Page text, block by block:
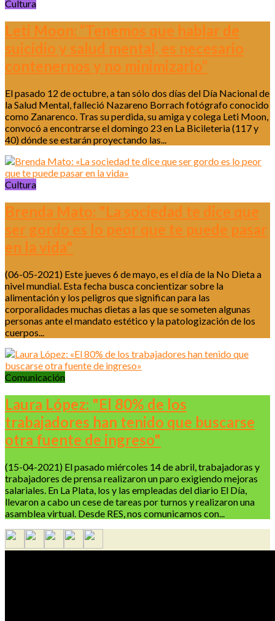
Cultura
Leti Moon: “Tenemos que hablar de
suicidio y salud mental, es necesario
contenernos y no minimizarlo”
El pasado 12 de octubre, a tan sólo dos días del Día Nacional de
la Salud Mental, falleció Nazareno Borrach fotógrafo conocido
como Zanarenco. Tras su perdida, su amiga y colega Leti Moon,
convocó a encontrarse el domingo 23 en La Bicileteria (117 y
40) dónde se estarán proyectando las...
Cultura
Brenda Mato: "La sociedad te dice que
ser gordo es lo peor que te puede pasar
en la vida"
(06-05-2021) Este jueves 6 de mayo, es el día de la No Dieta a
nivel mundial. Esta fecha busca concientizar sobre la
alimentación y los peligros que significan para las
corporalidades muchas dietas a las que se someten algunas
personas ante el mandato estético y la patologización de los
cuerpos...
Comunicación
Laura López: "El 80% de los
trabajadores han tenido que buscarse
otra fuente de ingreso"
(15-04-2021) El pasado miércoles 14 de abril, trabajadoras y
trabajadores de prensa realizaron un paro exigiendo mejoras
salariales. En La Plata, los y las empleadas del diario El Día,
llevaron a cabo un cese de tareas por turnos y realizaron una
asamblea virtual. Desde RES, nos comunicamos con...